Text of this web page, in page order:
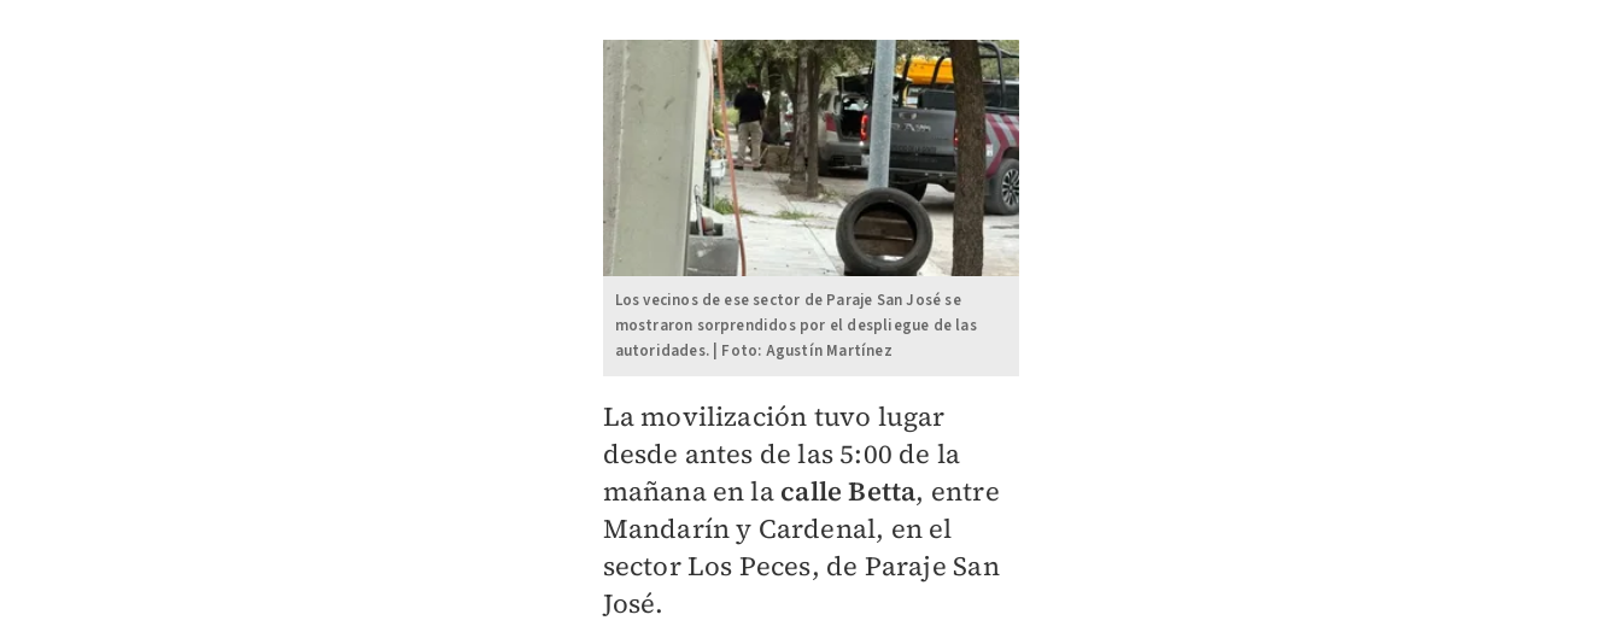
Los vecinos de ese sector de Paraje San José se
mostraron sorprendidos por el despliegue de las
autoridades. | Foto: Agustín Martínez
​La movilización tuvo lugar
desde antes de las 5:00 de la
mañana en la calle Betta, entre
Mandarín y Cardenal, en el
sector Los Peces, de Paraje San
José.